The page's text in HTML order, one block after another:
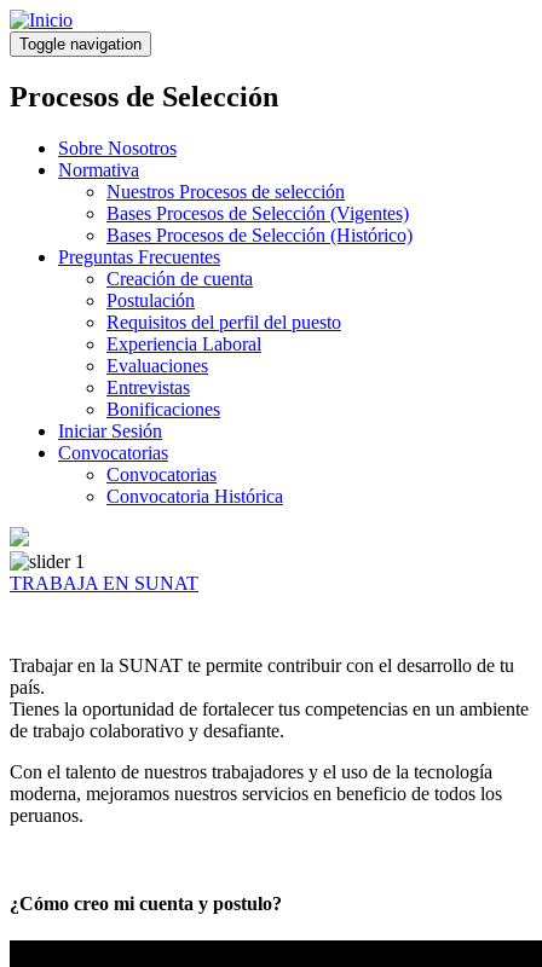
Pasar
al
contenido
principal
Toggle navigation
Procesos de Selección
Sobre Nosotros
Normativa
Nuestros Procesos de selección
Bases Procesos de Selección (Vigentes)
Bases Procesos de Selección (Histórico)
Preguntas Frecuentes
Creación de cuenta
Postulación
Requisitos del perfil del puesto
Experiencia Laboral
Evaluaciones
Entrevistas
Bonificaciones
Iniciar Sesión
Convocatorias
Convocatorias
Convocatoria Histórica
TRABAJA EN SUNAT
Trabajar en la SUNAT te permite contribuir con el desarrollo de tu
país.
Tienes la oportunidad de fortalecer tus competencias en un ambiente
de trabajo colaborativo y desafiante.
Con el talento de nuestros trabajadores y el uso de la tecnología
moderna, mejoramos nuestros servicios en beneficio de todos los
peruanos.
¿Cómo creo mi cuenta y postulo?